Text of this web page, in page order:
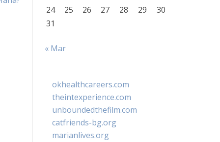
24
25 26 27 28 29
30
31
« Mar
okhealthcareers.com
theintexperience.com
unboundedthefilm.com
catfriends-bg.org
marianlives.org